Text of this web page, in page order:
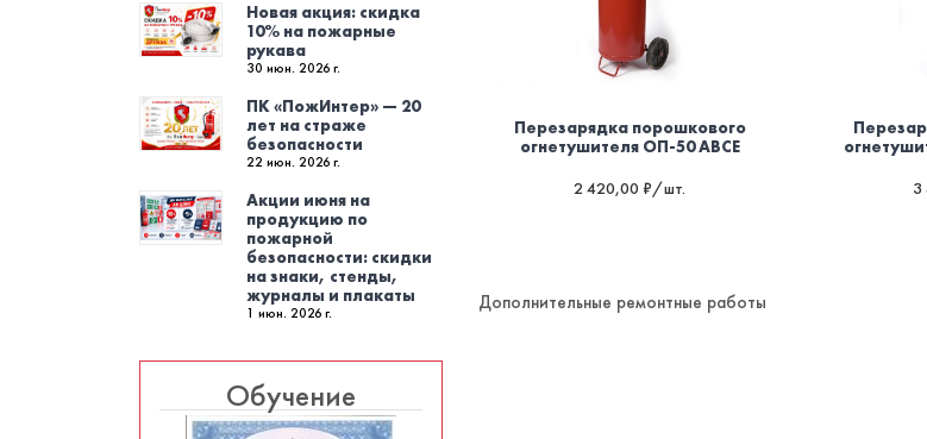
Новая акция: скидка
10% на пожарные
рукава
30 июн. 2026 г.
ПК «ПожИнтер» — 20
лет на страже
безопасности
22 июн. 2026 г.
Акции июня на
продукцию по
пожарной
безопасности: скидки
на знаки, стенды,
журналы и плакаты
1 июн. 2026 г.
Обучение
Перезарядка порошкового
огнетушителя ОП-50 ABCE
2 420,00 ₽/шт.
3
Дополнительные ремонтные работы